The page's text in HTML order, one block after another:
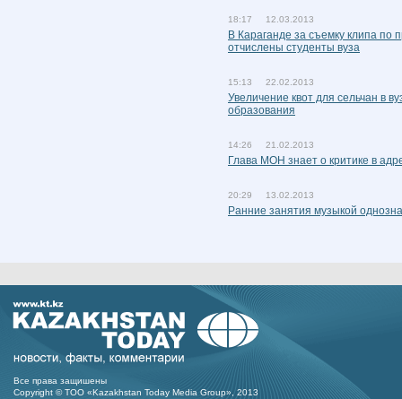
18:17 12.03.2013
В Караганде за съемку клипа по
отчислены студенты вуза
15:13 22.02.2013
Увеличение квот для сельчан в
образования
14:26 21.02.2013
Глава МОН знает о критике в
20:29 13.02.2013
Ранние занятия музыкой
Все права защишены
Copyright © ТОО «Kazakhstan Today Media Group», 2013